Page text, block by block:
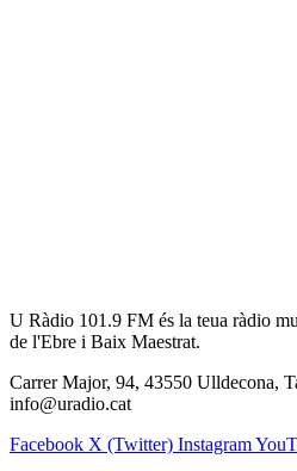
U Ràdio 101.9 FM és la teua ràdio
de l'Ebre i Baix Maestrat.
Carrer Major, 94, 43550 Ulldecona,
info@uradio.cat
Facebook X (Twitter) Instagram